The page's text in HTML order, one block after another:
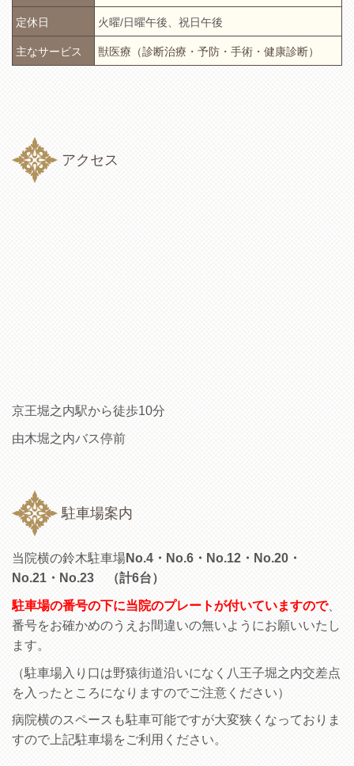
定休日 火曜/日曜午後、祝日午後
主なサービス 獣医療（診断治療・予防・手術・健康診断）
アクセス
京王堀之内駅から徒歩10分
由木堀之内バス停前
駐車場案内
当院横の鈴木駐車場No.4・No.6・No.12・No.20・
No.21・No.23 （計6台）
駐車場の番号の下に当院のプレートが付いていますので、
番号をお確かめのうえお間違いの無いようにお願いいたし
ます。
（駐車場入り口は野猿街道沿いになく八王子堀之内交差点
を入ったところになりますのでご注意ください）
病院横のスペースも駐車可能ですが大変狭くなっておりま
すので上記駐車場をご利用ください。